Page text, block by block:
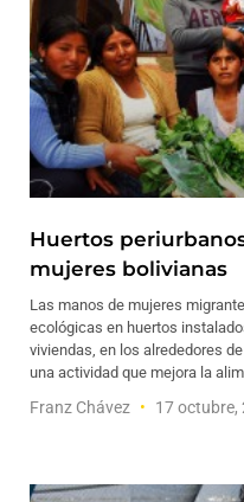
Huertos
mujeres bolivianas
Las manos de mujeres
ecológicas en huertos
viviendas, en los alrededores
una actividad que mejora la
Franz Chávez 17 octubre,